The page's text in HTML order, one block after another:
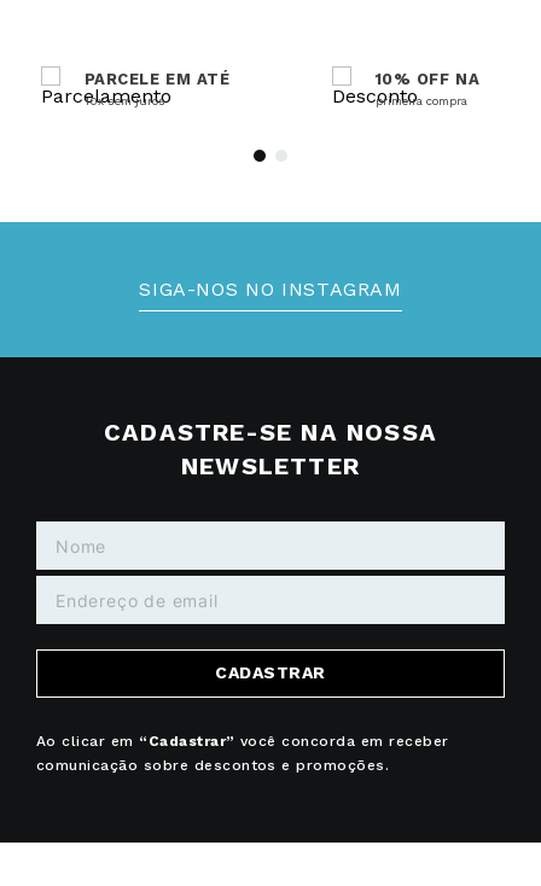
PARCELE EM ATÉ
10x sem juros
10% OFF NA
primeira compra
SIGA-NOS NO INSTAGRAM
CADASTRE-SE NA NOSSA
NEWSLETTER
CADASTRAR
Ao clicar em “Cadastrar” você concorda em receber
comunicação sobre descontos e promoções.